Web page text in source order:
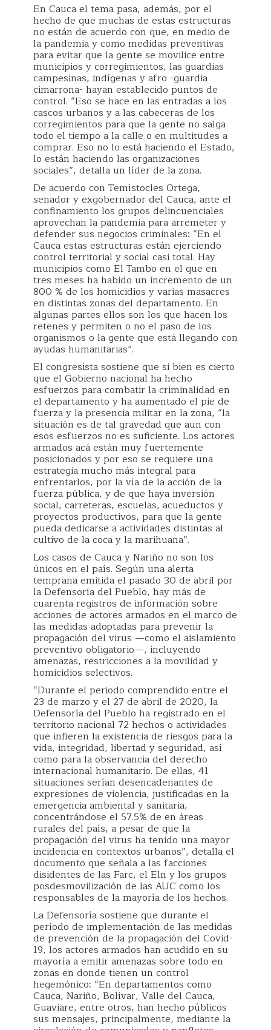
En Cauca el tema pasa, además, por el
hecho de que muchas de estas estructuras
no están de acuerdo con que, en medio de
la pandemia y como medidas preventivas
para evitar que la gente se movilice entre
municipios y corregimientos, las guardias
campesinas, indígenas y afro -guardia
cimarrona- hayan establecido puntos de
control. “Eso se hace en las entradas a los
cascos urbanos y a las cabeceras de los
corregimientos para que la gente no salga
todo el tiempo a la calle o en multitudes a
comprar. Eso no lo está haciendo el Estado,
lo están haciendo las organizaciones
sociales”, detalla un líder de la zona.
De acuerdo con Temístocles Ortega,
senador y exgobernador del Cauca, ante el
confinamiento los grupos delincuenciales
aprovechan la pandemia para arremeter y
defender sus negocios criminales: “En el
Cauca estas estructuras están ejerciendo
control territorial y social casi total. Hay
municipios como El Tambo en el que en
tres meses ha habido un incremento de un
800 % de los homicidios y varias masacres
en distintas zonas del departamento. En
algunas partes ellos son los que hacen los
retenes y permiten o no el paso de los
organismos o la gente que está llegando con
ayudas humanitarias”.
El congresista sostiene que si bien es cierto
que el Gobierno nacional ha hecho
esfuerzos para combatir la criminalidad en
el departamento y ha aumentado el pie de
fuerza y la presencia militar en la zona, “la
situación es de tal gravedad que aun con
esos esfuerzos no es suficiente. Los actores
armados acá están muy fuertemente
posicionados y por eso se requiere una
estrategia mucho más integral para
enfrentarlos, por la vía de la acción de la
fuerza pública, y de que haya inversión
social, carreteras, escuelas, acueductos y
proyectos productivos, para que la gente
pueda dedicarse a actividades distintas al
cultivo de la coca y la marihuana”.
Los casos de Cauca y Nariño no son los
únicos en el país. Según una alerta
temprana emitida el pasado 30 de abril por
la Defensoría del Pueblo, hay más de
cuarenta registros de información sobre
acciones de actores armados en el marco de
las medidas adoptadas para prevenir la
propagación del virus —como el aislamiento
preventivo obligatorio—, incluyendo
amenazas, restricciones a la movilidad y
homicidios selectivos.
“Durante el periodo comprendido entre el
23 de marzo y el 27 de abril de 2020, la
Defensoría del Pueblo ha registrado en el
territorio nacional 72 hechos o actividades
que infieren la existencia de riesgos para la
vida, integridad, libertad y seguridad, así
como para la observancia del derecho
internacional humanitario. De ellas, 41
situaciones serían desencadenantes de
expresiones de violencia, justificadas en la
emergencia ambiental y sanitaria,
concentrándose el 57.5% de en áreas
rurales del país, a pesar de que la
propagación del virus ha tenido una mayor
incidencia en contextos urbanos”, detalla el
documento que señala a las facciones
disidentes de las Farc, el Eln y los grupos
posdesmovilización de las AUC como los
responsables de la mayoría de los hechos.
La Defensoría sostiene que durante el
período de implementación de las medidas
de prevención de la propagación del Covid-
19, los actores armados han acudido en su
mayoría a emitir amenazas sobre todo en
zonas en donde tienen un control
hegemónico: “En departamentos como
Cauca, Nariño, Bolívar, Valle del Cauca,
Guaviare, entre otros, han hecho públicos
sus mensajes, principalmente, mediante la